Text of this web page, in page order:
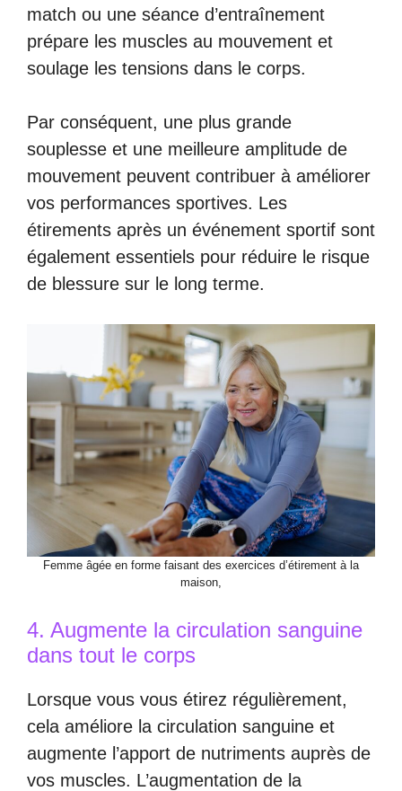
match ou une séance d’entraînement
prépare les muscles au mouvement et
soulage les tensions dans le corps.
Par conséquent, une plus grande
souplesse et une meilleure amplitude de
mouvement peuvent contribuer à améliorer
vos performances sportives. Les
étirements après un événement sportif sont
également essentiels pour réduire le risque
de blessure sur le long terme.
Femme âgée en forme faisant des exercices d’étirement à la
maison,
4. Augmente la circulation sanguine
dans tout le corps
Lorsque vous vous étirez régulièrement,
cela améliore la circulation sanguine et
augmente l’apport de nutriments auprès de
vos muscles. L’augmentation de la